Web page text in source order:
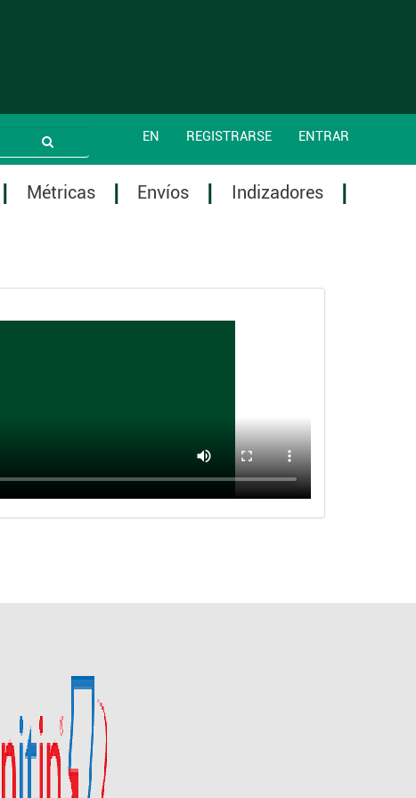
EN REGISTRARSE ENTRAR
Métricas Envíos Indizadores